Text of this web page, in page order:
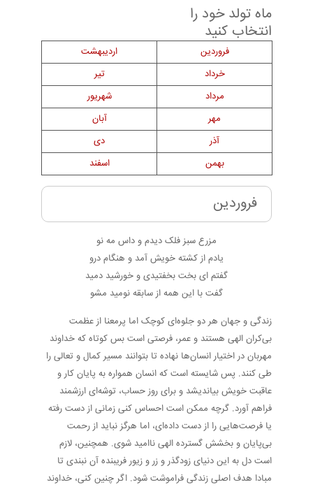
ماه تولد خود را
انتخاب کنید
فروردین
اردیبهشت
خرداد
تیر
مرداد
شهریور
مهر
آبان
آذر
دی
بهمن
اسفند
فروردین
مزرع سبز فلک دیدم و داس مه نو
یادم از کشته خویش آمد و هنگام درو
گفتم ای بخت بخفتیدی و خورشید دمید
گفت با این همه از سابقه نومید مشو
زندگی و جهان هر دو جلوه‌ای کوچک اما پرمعنا از عظمت
بی‌کران الهی هستند و عمر، فرصتی است بس کوتاه که خداوند
مهربان در اختیار انسان‌ها نهاده تا بتوانند مسیر کمال و تعالی را
طی کنند. پس شایسته است که انسان همواره به پایان کار و
عاقبت خویش بیاندیشد و برای روز حساب، توشه‌ای ارزشمند
فراهم آورد. گرچه ممکن است احساس کنی زمانی از دست رفته
یا فرصت‌هایی را از دست داده‌ای، اما هرگز نباید از رحمت
بی‌پایان و بخشش گسترده الهی ناامید شوی. همچنین، لازم
است دل به این دنیای زودگذر و زر و زیور فریبنده آن نبندی تا
مبادا هدف اصلی زندگی فراموشت شود. اگر چنین کنی، خداوند